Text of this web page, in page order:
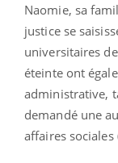
Naomie, sa
justice se
universitaires
éteinte ont
administrative,
demandé une
affaires sociales